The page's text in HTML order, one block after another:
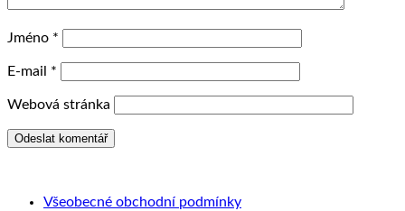
Jméno *
E-mail *
Webová stránka
Všeobecné obchodní podmínky